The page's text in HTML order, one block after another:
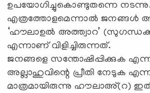
ഉപയോഗിച്ചുകൊണ്ടുതന്നെ
എത്രത്തോളമെന്നാല്‍ ജനങ്ങള്‍
‘ഹൗലാഉല്‍ അത്ത്വാറ’
എന്നാണ് വിളിച്ചിരുന്നത്.
ജനങ്ങളെ സന്തോഷിപ്പിക്കുക
അല്ലാഹുവിന്റെ പ്രീതി നേടുക
മാത്രമായിരുന്നു ഹൗലാഅ്(റ)